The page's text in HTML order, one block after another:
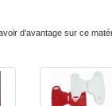
d'avantage sur ce